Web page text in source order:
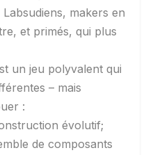
Labsudiens, makers en
et primés, qui plus
un jeu polyvalent qui
– mais
:
évolutif;
de composants